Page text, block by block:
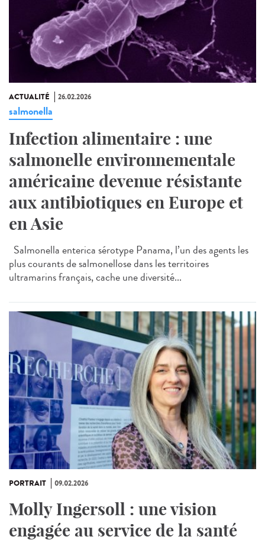
ACTUALITÉ 26.02.2026
salmonella
Infection alimentaire : une
salmonelle environnementale
américaine devenue résistante
aux antibiotiques en Europe et
en Asie
Salmonella enterica sérotype Panama, l’un des agents les
plus courants de salmonellose dans les territoires
ultramarins français, cache une diversité...
PORTRAIT 09.02.2026
Molly Ingersoll : une vision
engagée au service de la santé